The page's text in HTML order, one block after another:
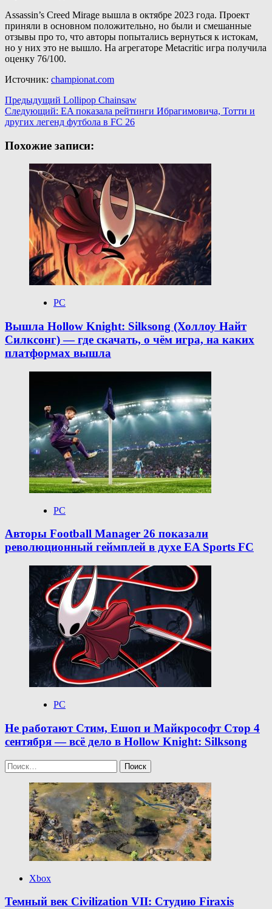
Assassin’s Creed Mirage вышла в октябре 2023 года. Проект
приняли в основном положительно, но были и смешанные
отзывы про то, что авторы попытались вернуться к истокам,
но у них это не вышло. На агрегаторе Metacritic игра получила
оценку 76/100.
Источник: championat.com
Навигация
записи
Предыдущий Lollipop Chainsaw
Следующий: EA показала рейтинги Ибрагимовича, Тотти и
других легенд футбола в FC 26
Похожие записи:
PC
Вышла Hollow Knight: Silksong (Холлоу Найт
Силксонг) — где скачать, о чём игра, на каких
платформах вышла
PC
Авторы Football Manager 26 показали
революционный геймплей в духе EA Sports FC
PC
Не работают Стим, Ешоп и Майкрософт Стор 4
сентября — всё дело в Hollow Knight: Silksong
Найти:
Xbox
Темный век Civilization VII: Студию Firaxis